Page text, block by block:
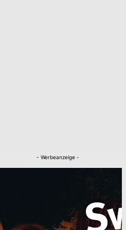
- Werbeanzeige -